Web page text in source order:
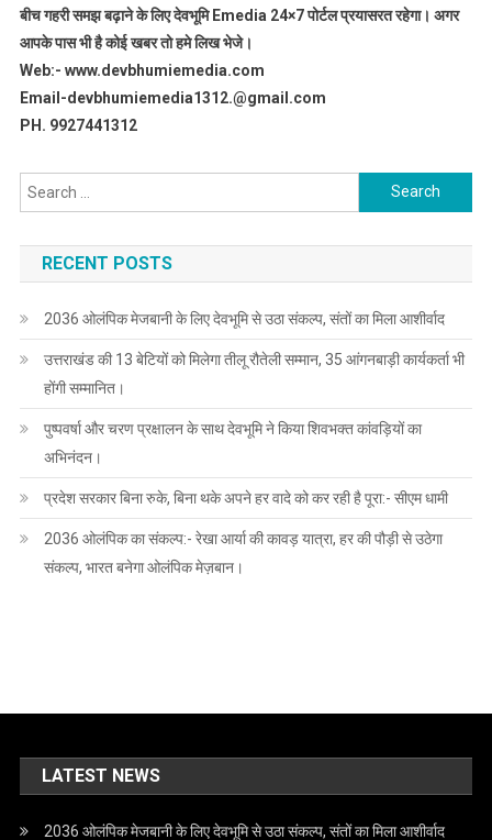
बीच गहरी समझ बढ़ाने के लिए देवभूमि Emedia 24×7 पोर्टल प्रयासरत रहेगा। अगर
आपके पास भी है कोई खबर तो हमे लिख भेजे।
Web:- www.devbhumiemedia.com
Email-devbhumiemedia1312.@gmail.com
PH. 9927441312
Search
for:
RECENT POSTS
2036 ओलंपिक मेजबानी के लिए देवभूमि से उठा संकल्प, संतों का मिला आशीर्वाद
उत्तराखंड की 13 बेटियों को मिलेगा तीलू रौतेली सम्मान, 35 आंगनबाड़ी कार्यकर्ता भी
होंगी सम्मानित।
पुष्पवर्षा और चरण प्रक्षालन के साथ देवभूमि ने किया शिवभक्त कांवड़ियों का
अभिनंदन।
प्रदेश सरकार बिना रुके, बिना थके अपने हर वादे को कर रही है पूरा:- सीएम धामी
2036 ओलंपिक का संकल्प:- रेखा आर्या की कावड़ यात्रा, हर की पौड़ी से उठेगा
संकल्प, भारत बनेगा ओलंपिक मेज़बान।
LATEST NEWS
2036 ओलंपिक मेजबानी के लिए देवभूमि से उठा संकल्प, संतों का मिला आशीर्वाद